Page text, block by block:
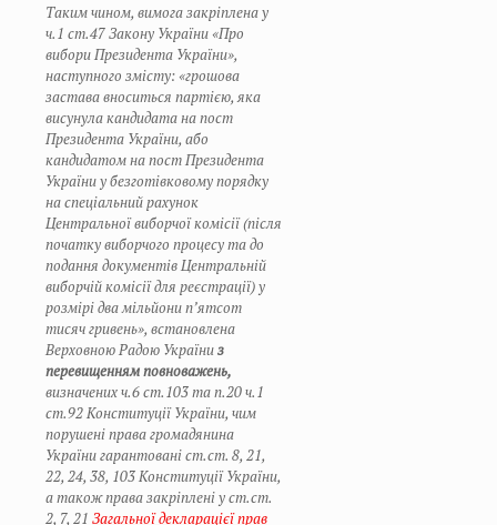
Таким чином, вимога закріплена у
ч.1 ст.47 Закону України «Про
вибори Президента України»,
наступного змісту: «грошова
застава вноситься партією, яка
висунула кандидата на пост
Президента України, або
кандидатом на пост Президента
України у безготівковому порядку
на спеціальний рахунок
Центральної виборчої комісії (після
початку виборчого процесу та до
подання документів Центральній
виборчій комісії для реєстрації) у
розмірі два мільйони п’ятсот
тисяч гривень», встановлена
Верховною Радою Україниз
перевищенням повноважень,
визначених ч.6 ст.103 та п.20 ч.1
ст.92 Конституції України, чим
порушені права громадянина
України гарантовані ст.ст. 8, 21,
22, 24, 38, 103 Конституції України,
а також права закріплені у ст.ст.
2, 7, 21 Загальної декларацієї прав